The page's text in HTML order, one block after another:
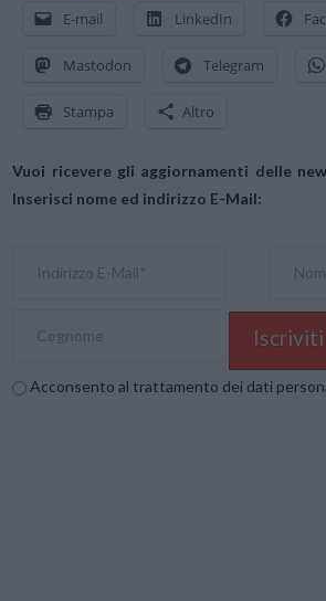
E-mail LinkedIn
Mastodon Telegram
Stampa Altro
Vuoi ricevere gli aggiornamenti delle
Inserisci nome ed indirizzo E-Mail:
Acconsento al trattamento dei dati